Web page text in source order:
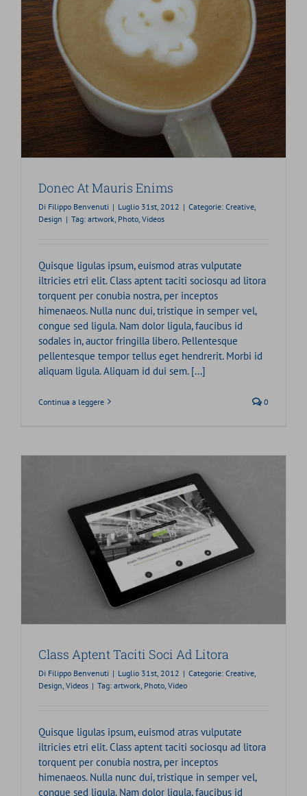
Donec At Mauris Enims
Di Filippo Benvenuti | Luglio 31st, 2012 | Categorie: Creative
Design | Tag: artwork Photo Videos
Quisque ligulas ipsum, euismod atras vulputate
iltricies etri elit. Class aptent taciti sociosqu ad litora
torquent per conubia nostra, per inceptos
himenaeos. Nulla nunc dui, tristique in semper vel,
congue sed ligula. Nam dolor ligula, faucibus id
sodales in, auctor fringilla libero. Pellentesque
pellentesque tempor tellus eget hendrerit. Morbi id
aliquam ligula. Aliquam id dui sem. [...]
Continua a leggere 0
Class Aptent Taciti Soci Ad Litora
Di Filippo Benvenuti | Luglio 31st, 2012 | Categorie: Creative,
Design, Videos | Tag: artwork, Photo, Video
Quisque ligulas ipsum, euismod atras vulputate
iltricies etri elit. Class aptent taciti sociosqu ad litora
torquent per conubia nostra, per inceptos
himenaeos. Nulla nunc dui, tristique in semper vel,
congue sed ligula. Nam dolor ligula, faucibus id